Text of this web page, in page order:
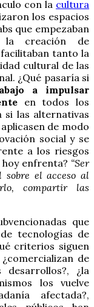
con la cultura
los espacios
que empezaban
creación de
tanto la
cultural de las
¿Qué pasaría si
a impulsar
en todos los
si las alternativas
de modo
social y se
a los riesgos
enfrenta? “Ser
sobre el acceso al
compartir las
que
tecnologías de
criterios siguen
de
¿la
los vuelve
afectada?,